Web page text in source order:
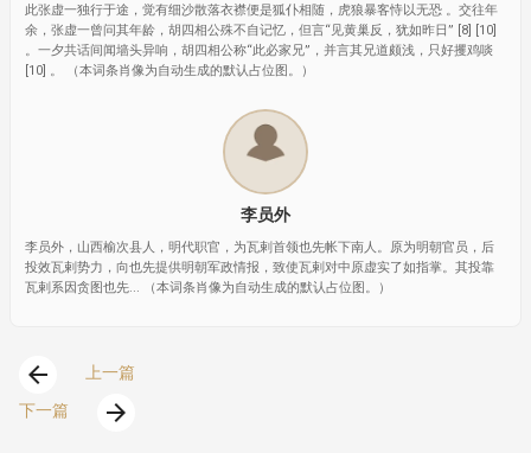
此张虚一独行于途，觉有细沙散落衣襟便是狐仆相随，虎狼暴客恃以无恐 。交往年
余，张虚一曾问其年龄，胡四相公殊不自记忆，但言“见黄巢反，犹如昨日” [8] [10]
。一夕共话间闻墙头异响，胡四相公称“此必家兄”，并言其兄道颇浅，只好攫鸡啖
[10] 。 （本词条肖像为自动生成的默认占位图。）
李员外
李员外，山西榆次县人，明代职官，为瓦剌首领也先帐下南人。原为明朝官员，后
投效瓦剌势力，向也先提供明朝军政情报，致使瓦剌对中原虚实了如指掌。其投靠
瓦剌系因贪图也先... （本词条肖像为自动生成的默认占位图。）
arrow_back
上一篇
下一篇
arrow_forward